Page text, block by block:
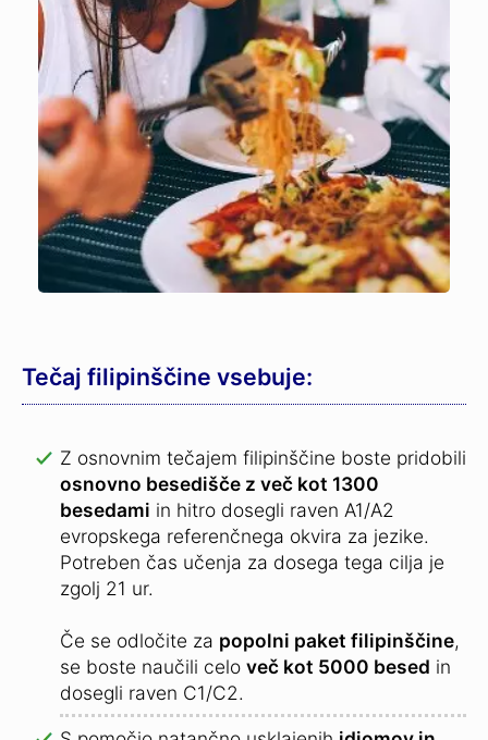
Tečaj filipinščine vsebuje:
Z osnovnim tečajem filipinščine boste pridobili
osnovno besedišče z več kot 1300
besedami in hitro dosegli raven A1/A2
evropskega referenčnega okvira za jezike.
Potreben čas učenja za dosega tega cilja je
zgolj 21 ur.
Če se odločite za popolni paket filipinščine,
se boste naučili celo več kot 5000 besed in
dosegli raven C1/C2.